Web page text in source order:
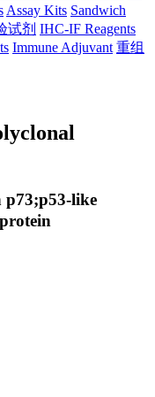
Assay Kits Sandwich
试剂 IHC-IF Reagents
Immune Adjuvant 重组
p73;p53-like